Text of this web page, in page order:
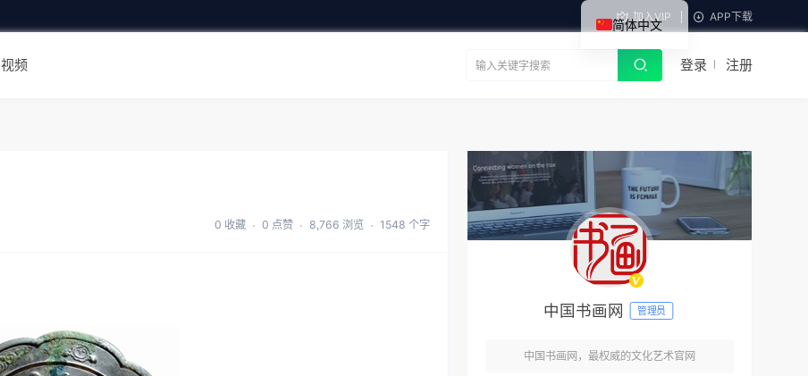
加入VIP APP下载
视频 登录 注册
0 收藏 0 点赞 8,766 浏览 1548 个字
中国书画网 管理员
中国书画网，最权威的文化艺术官网
简体中文